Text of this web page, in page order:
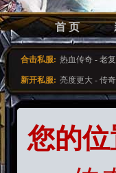
首 页
合击私服: 热血传奇 - 老
新开私服: 亮度更大 - 传
您的